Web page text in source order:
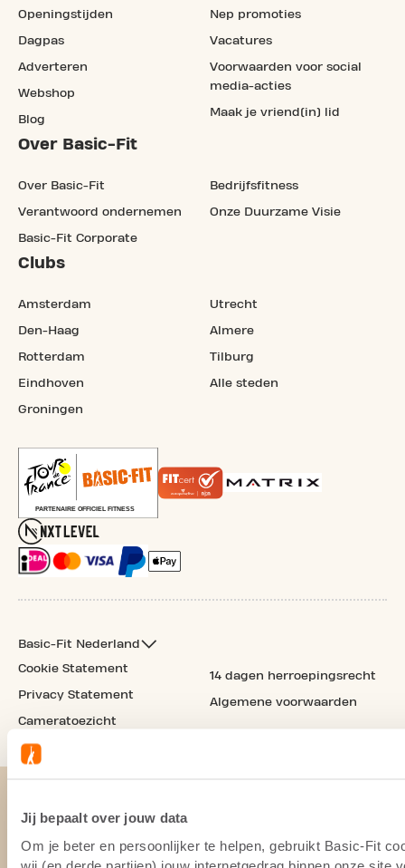
Jij bepaalt over jouw data
Om je beter en persoonlijker te helpen, gebruikt Basic-Fit
wij (en derde partijen) jouw internetgedrag binnen onze site
Openingstijden
Dagpas
Adverteren
Webshop
Blog
Nep promoties
Vacatures
Voorwaarden voor social
media-acties
Maak je vriend(in) lid
Over Basic-Fit
Over Basic-Fit
Verantwoord ondernemen
Basic-Fit Corporate
Bedrijfsfitness
Onze Duurzame Visie
Clubs
Amsterdam
Den-Haag
Rotterdam
Eindhoven
Groningen
Utrecht
Almere
Tilburg
Alle steden
Basic-Fit Nederland
Cookie Statement
Privacy Statement
Cameratoezicht
14 dagen herroepingsrecht
Algemene voorwaarden